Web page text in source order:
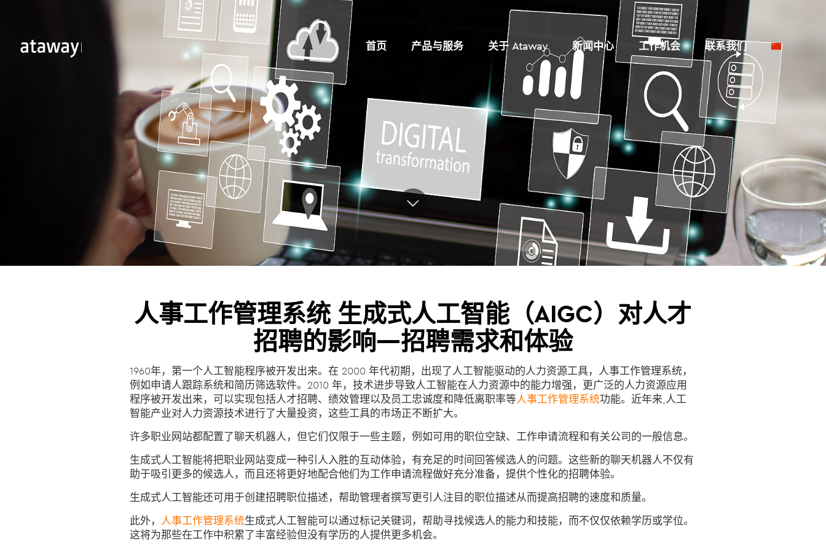
首页 产品与服务 关于 Ataway 新闻中心 工作机会 联系我们
人事工作管理系统 生成式人工智能（AIGC）对人才
招聘的影响—招聘需求和体验
1960年，第一个人工智能程序被开发出来。在 2000 年代初期，出现了人工智能驱动的人力资源工具，人事工作管理系统，
例如申请人跟踪系统和简历筛选软件。2010 年，技术进步导致人工智能在人力资源中的能力增强，更广泛的人力资源应用
程序被开发出来，可以实现包括人才招聘、绩效管理以及员工忠诚度和降低离职率等人事工作管理系统功能。近年来,人工
智能产业对人力资源技术进行了大量投资，这些工具的市场正不断扩大。
许多职业网站都配置了聊天机器人，但它们仅限于一些主题，例如可用的职位空缺、工作申请流程和有关公司的一般信息。
生成式人工智能将把职业网站变成一种引人入胜的互动体验，有充足的时间回答候选人的问题。这些新的聊天机器人不仅有
助于吸引更多的候选人，而且还将更好地配合他们为工作申请流程做好充分准备，提供个性化的招聘体验。
生成式人工智能还可用于创建招聘职位描述，帮助管理者撰写更引人注目的职位描述从而提高招聘的速度和质量。
此外， 人事工作管理系统生成式人工智能可以通过标记关键词，帮助寻找候选人的能力和技能，而不仅仅依赖学历或学位。
这将为那些在工作中积累了丰富经验但没有学历的人提供更多机会。